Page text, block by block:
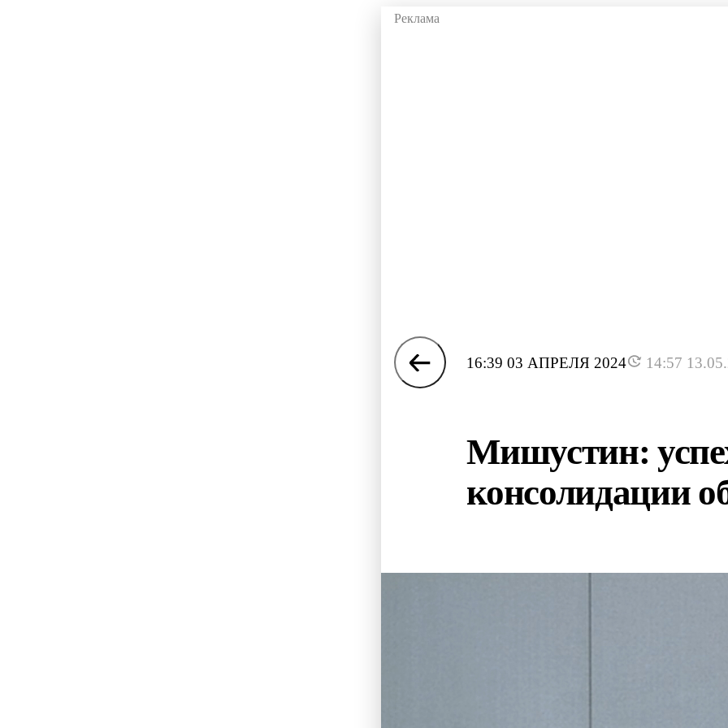
16:39 03 АПРЕЛЯ 2024 14:57
Мишустин:
консолидации